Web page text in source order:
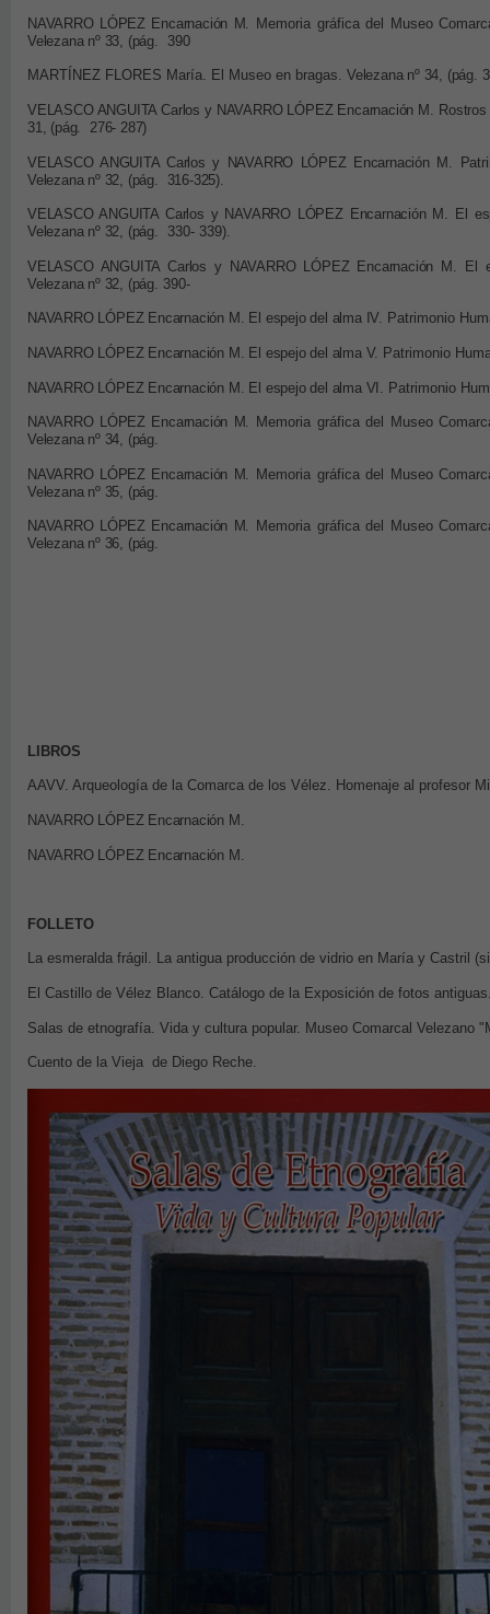
NAVARRO LÓPEZ Encarnación M . Memoria gráfica del Museo
Velezana nº33, (pág. 390
MARTÍNEZ FLORES María. El Museo en bragas. Velezana nº34, (pág.
VELASCO ANGUITA Carlos y NAVARRO LÓPEZ Encarnación M
31, (pág. 276- 287)
VELASCO ANGUITA Carlos y NAVARRO LÓPEZ Encarnación M
Velezana nº32, (pág. 316-325).
VELASCO ANGUITA Carlos y NAVARRO LÓPEZ Encarnación M . El
Velezana nº32, (pág. 330- 339).
VELASCO ANGUITA Carlos y NAVARRO LÓPEZ Encarnación M
El
Velezana nº32, (pág. 390-
NAVARRO LÓPEZ Encarnación M. El espejo del alma IV. Patrimonio
NAVARRO LÓPEZ Encarnación M. El espejo del alma V. Patrimonio
NAVARRO LÓPEZ Encarnación M. El espejo del alma VI. Patrimonio
NAVARRO LÓPEZ Encarnación M. Memoria gráfica del Museo
Velezana nº34, (pág.
NAVARRO LÓPEZ Encarnación M . Memoria gráfica del Museo
Velezana nº35, (pág.
NAVARRO LÓPEZ Encarnación M. Memoria gráfica del Museo
Velezana nº36, (pág.
LIBROS
AAVV. Arqueología de la Comarca de los Vélez. Homenaje al profesor
NAVARRO LÓPEZ Encarnación M .
NAVARRO LÓPEZ Encarnación M
FOLLETO
La esmeralda frágil. La antigua producción de vidrio en María y Castril
El Castillo de Vélez Blanco. Catálogo de la Exposición de fotos
Salas de etnografía. Vida y cultura popular. Museo Comarcal Velezano
Cuento de la Vieja de Diego Reche.